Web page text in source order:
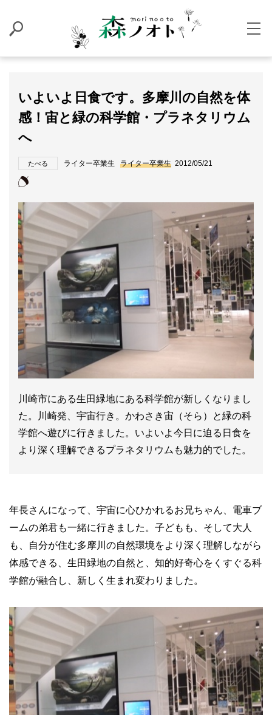
いよいよ日食です。多摩川の自然を体
感！宙と緑の科学館・プラネタリウム
へ
たべる ライター卒業生 ライター卒業生 2012/05/21
川崎市にある生田緑地にある科学館が新しくなりまし
た。川崎発、宇宙行き。かわさき宙（そら）と緑の科
学館へ遊びに行きました。いよいよ今日に迫る日食を
より深く理解できるプラネタリウムも魅力的でした。
年長さんになって、宇宙に心ひかれるお兄ちゃん、電車ブ
ームの弟君も一緒に行きました。子どもも、そして大人
も、自分が住む多摩川の自然環境をより深く理解しながら
体感できる、生田緑地の自然と、知的好奇心をくすぐる科
学館が融合し、新しく生まれ変わりました。